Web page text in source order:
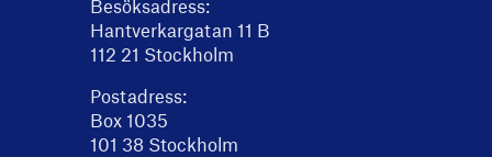
Besöksadress:
Hantverkargatan 11 B
112 21 Stockholm
Postadress:
Box 1035
101 38 Stockholm